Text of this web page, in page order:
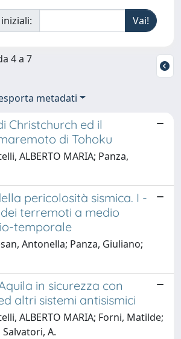
4 a 7
metadati
Christchurch ed il
di Tohoku
ALBERTO MARIA; Panza,
pericolosità sismica. I -
terremoti a medio
temporale
Antonella; Panza, Giuliano;
in sicurezza con
altri sistemi antisismici
ALBERTO MARIA; Forni, Matilde;
A.